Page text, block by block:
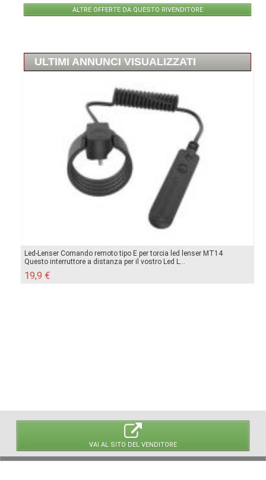
VAI AL SITO DEL VENDITORE
ALTRE OFFERTE DA QUESTO RIVENDITORE
ULTIMI ANNUNCI VISUALIZZATI
Led-Lenser Comando remoto tipo E per torcia led lenser MT14
Questo interruttore a distanza per il vostro Led L...
19,9 €